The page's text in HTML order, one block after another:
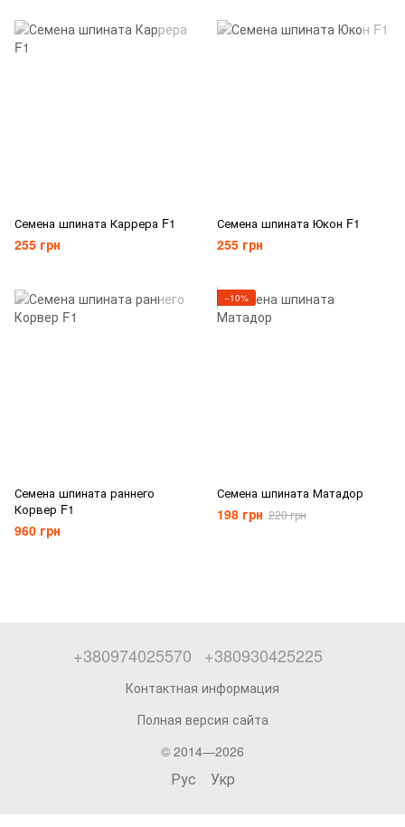
Семена шпината Каррера F1
255 грн
Семена шпината Юкон F1
255 грн
Семена шпината раннего
Корвер F1
960 грн
−10%
Семена шпината Матадор
198 грн 220 грн
+380974025570 +380930425225
Контактная информация
Полная версия сайта
© 2014—2026
Рус Укр